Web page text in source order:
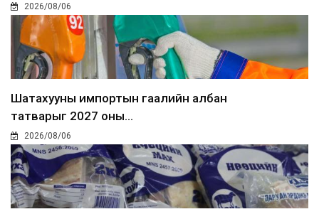
2026/08/06
Шатахууны импортын гаалийн албан
татварыг 2027 оны...
2026/08/06